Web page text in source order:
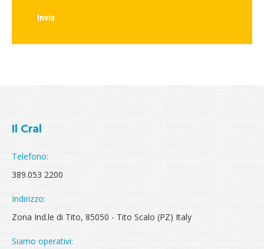
Invia
Il Cral
Telefono:
389.053 2200
Indirizzo:
Zona Ind.le di Tito, 85050 - Tito Scalo (PZ) Italy
Siamo operativi: